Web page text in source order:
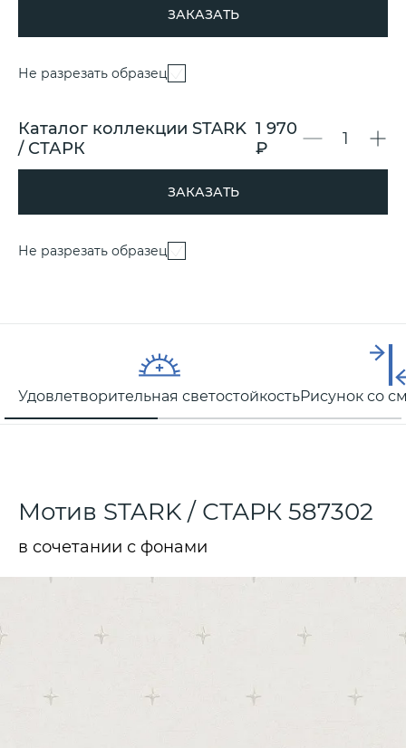
ЗАКАЗАТЬ
Не разрезать образец
Каталог коллекции STARK
/ СТАРК
1 970
₽
ЗАКАЗАТЬ
Не разрезать образец
Удовлетворительная светостойкостьРисунок со
Мотив STARK / СТАРК 587302
в сочетании с фонами